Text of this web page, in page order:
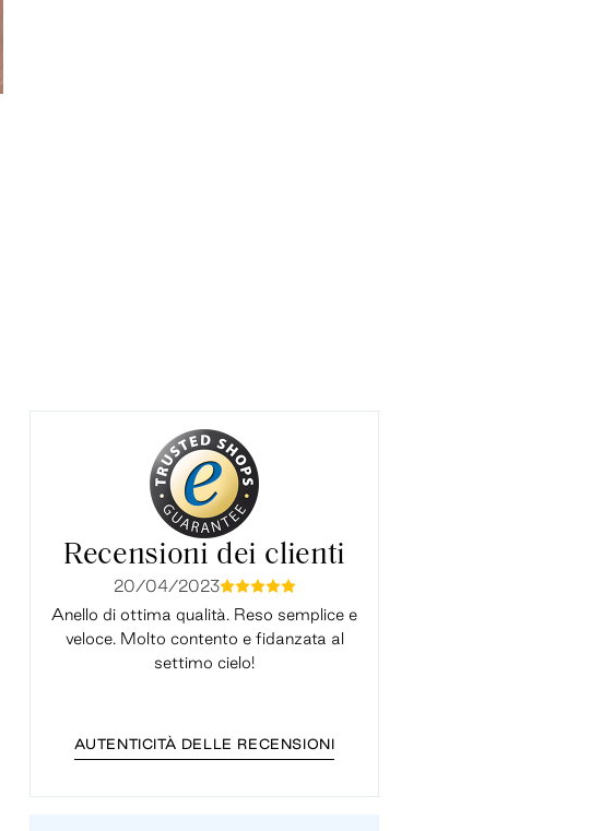
Recensioni dei clienti
20/04/2023mmmmm
Anello di ottima qualità. Reso semplice e
veloce. Molto contento e fidanzata al
settimo cielo!
AUTENTICITÀ DELLE RECENSIONI